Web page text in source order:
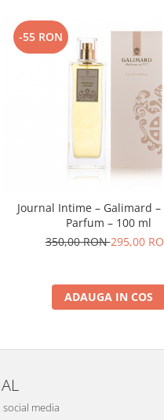
-55 RON
Journal Intime – Galimard –
Parfum – 100 ml
350,00 RON295,00
ADAUGA IN COS
media